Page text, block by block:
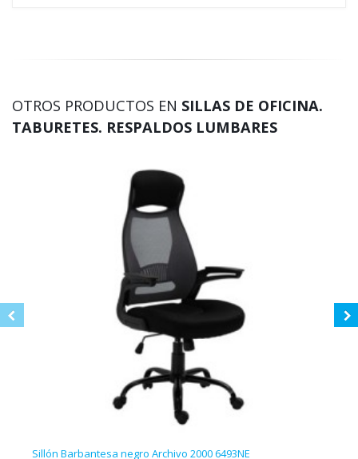
OTROS PRODUCTOS EN SILLAS DE OFICINA.
TABURETES. RESPALDOS LUMBARES
Sillón Barbantesa negro Archivo 2000 6493NE